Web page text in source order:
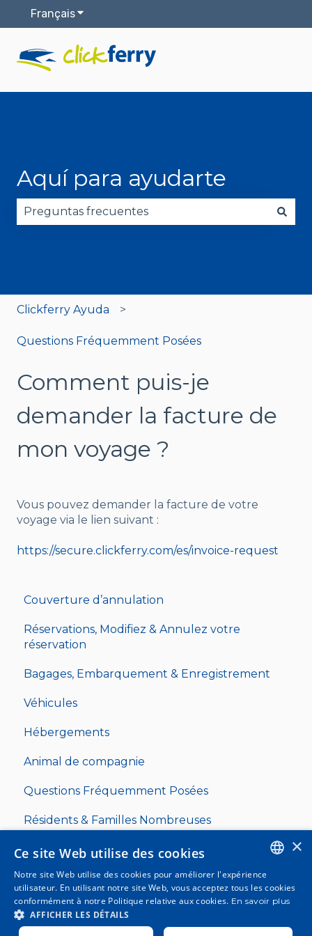
FrançaisAfficher le sous-menu pour les traductions
Aquí para ayudarte
Clickferry Ayuda
Questions Fréquemment Posées
Comment puis-je
demander la facture de
mon voyage ?
Vous pouvez demander la facture de votre
voyage via le lien suivant :
https://secure.clickferry.com/es/invoice-request
Couverture d’annulation
Réservations, Modifiez & Annulez votre
réservation
Bagages, Embarquement & Enregistrement
Véhicules
Hébergements
Animal de compagnie
Questions Fréquemment Posées
Résidents & Familles Nombreuses
Copyright © 2025, Clickferry
ENGLISH
SPANISH
×
Ce site Web utilise des cookies
Notre site Web utilise des cookies pour améliorer l'expérience
utilisateur. En utilisant notre site Web, vous acceptez tous les cookies
conformément à notre Politique relative aux cookies. En savoir plus
AFFICHER LES DÉTAILS